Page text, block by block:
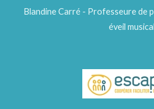
Blandine Carré - Professeure de
éveil musical